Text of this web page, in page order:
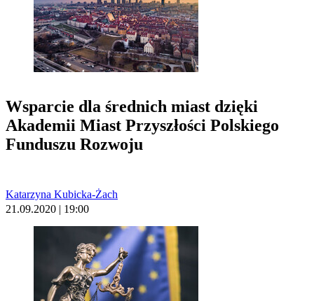
Wsparcie dla średnich miast dzięki
Akademii Miast Przyszłości Polskiego
Funduszu Rozwoju
Katarzyna Kubicka-Żach
21.09.2020 | 19:00